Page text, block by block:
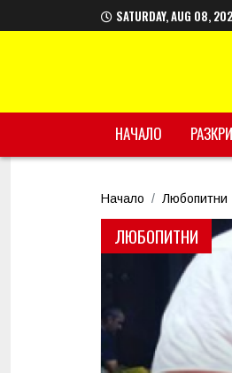
SATURDAY, AUG 08,
НАЧАЛО
Начало Любопитни
ЛЮБОПИТНИ